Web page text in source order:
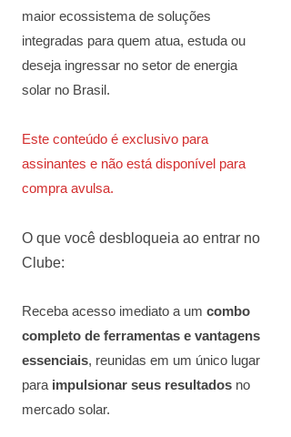
maior ecossistema de soluções
integradas para quem atua, estuda ou
deseja ingressar no setor de energia
solar no Brasil.
Este conteúdo é exclusivo para
assinantes e não está disponível para
compra avulsa.
O que você desbloqueia ao entrar no
Clube:
Receba acesso imediato a um combo
completo de ferramentas e vantagens
essenciais, reunidas em um único lugar
para impulsionar seus resultados no
mercado solar.